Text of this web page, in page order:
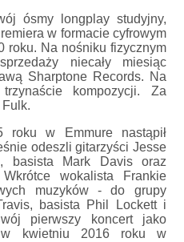
ósmy longplay studyjny,
w formacie cyfrowym
roku. Na nośniku fizycznym
niecały miesiąc
Sharptone Records. Na
kompozycji. Za
roku w Emmure nastąpił
odeszli gitarzyści Jesse
basista Mark Davis oraz
wokalista Frankie
muzyków - do grupy
basista Phil Lockett i
pierwszy koncert jako
w kwietniu 2016 roku w